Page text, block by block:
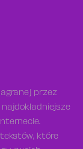
przez
które